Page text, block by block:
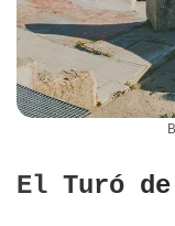
El Turó